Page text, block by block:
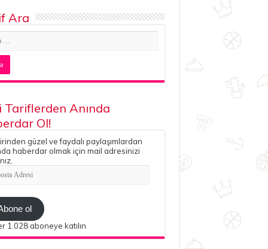
Ara
Tariflerden Anında
Ol!
güzel ve faydalı paylaşımlardan
haberdar olmak için mail adresinizi
ol
1.028 aboneye katılın